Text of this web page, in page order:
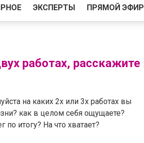
ЭКСПЕРТЫ ПРЯМОЙ ЭФИР
работах, расскажите
на каких 2х или 3х работах вы
как в целом себя ощущаете?
по итогу? На что хватает?